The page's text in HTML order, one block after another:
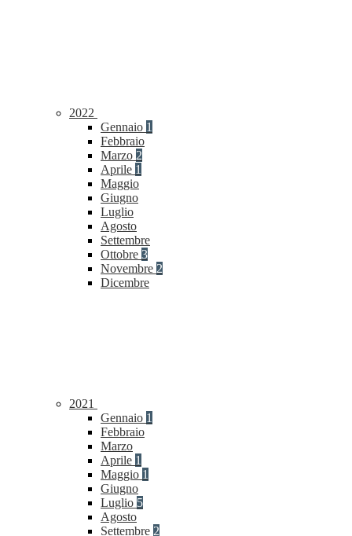
2022
Gennaio 1
Febbraio
Marzo 2
Aprile 1
Maggio
Giugno
Luglio
Agosto
Settembre
Ottobre 3
Novembre 2
Dicembre
2021
Gennaio 1
Febbraio
Marzo
Aprile 1
Maggio 1
Giugno
Luglio 5
Agosto
Settembre 2